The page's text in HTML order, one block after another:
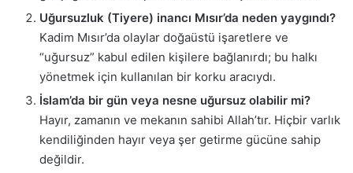
Uğursuzluk (Tiyere) inancı Mısır’da neden yaygındı?
Kadim Mısır’da olaylar doğaüstü işaretlere ve
“uğursuz” kabul edilen kişilere bağlanırdı; bu halkı
yönetmek için kullanılan bir korku aracıydı.
İslam’da bir gün veya nesne uğursuz olabilir mi?
Hayır, zamanın ve mekanın sahibi Allah’tır. Hiçbir varlık
kendiliğinden hayır veya şer getirme gücüne sahip
değildir.